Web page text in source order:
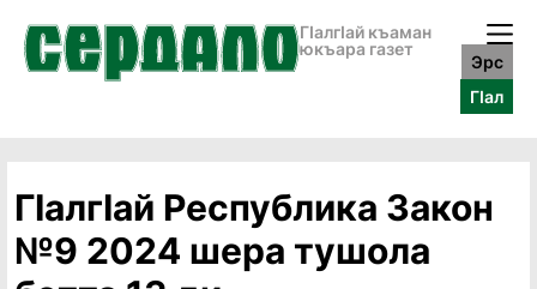
ГӀалгӀай къаман
юкъара газет
Эрс
ГӀал
ГIалгIай Республика Закон
№9 2024 шера тушола